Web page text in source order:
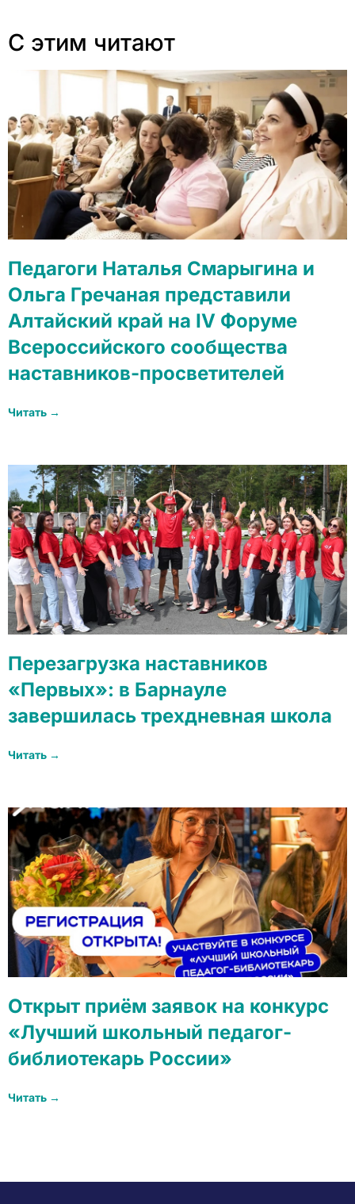
С этим читают
Педагоги Наталья Смарыгина и
Ольга Гречаная представили
Алтайский край на IV Форуме
Всероссийского сообщества
наставников-просветителей
Читать →
Перезагрузка наставников
«Первых»: в Барнауле
завершилась трехдневная школа
Читать →
Открыт приём заявок на конкурс
«Лучший школьный педагог-
библиотекарь России»
Читать →